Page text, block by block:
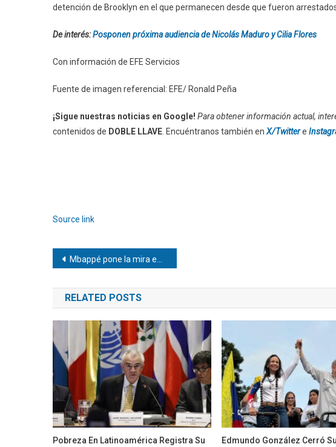
detención de Brooklyn en el que permanecen desde que fueron
De interés:Posponen próxima audiencia de Nicolás Maduro y Cilia Flores
Con información de EFE Servicios
Fuente de imagen referencial: EFE/ Ronald Peña
¡Sigue nuestras noticias en Google! Para obtener información actual,
contenidos de DOBLE LLAVE . Encuéntranos también en X/Twittere
Source link
Navegación
de
entradas
Mbappé pone la mira en el récord goleador de Messi
RELATED POSTS
Pobreza En Latinoamérica Registra Su Edmundo González Cerró